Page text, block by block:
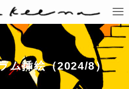
ム挿絵（2024/8）